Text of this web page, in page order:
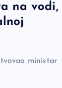
na vodi,
ministar